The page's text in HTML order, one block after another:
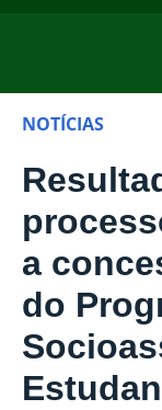
NOTÍCIAS
a
do